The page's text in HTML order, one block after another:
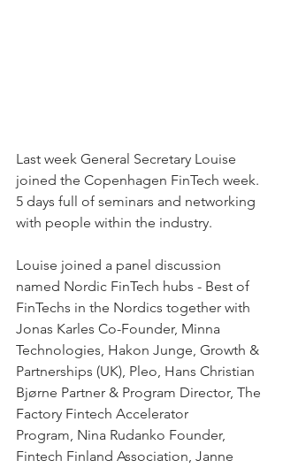
Last week General Secretary Louise
joined the Copenhagen FinTech week.
5 days full of seminars and networking
with people within the industry.
Louise joined a panel discussion
named Nordic FinTech hubs - Best of
FinTechs in the Nordics together with
Jonas Karles Co-Founder, Minna
Technologies, Hakon Junge, Growth &
Partnerships (UK), Pleo, Hans Christian
Bjørne Partner & Program Director, The
Factory Fintech Accelerator
Program, Nina Rudanko Founder,
Fintech Finland Association, Janne